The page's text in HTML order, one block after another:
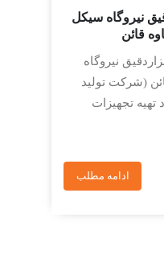
نیروگاه سیکل
قائن
نیروگاه
(شرکت تولید
تهیه تجهیزات
ادامه مطلب